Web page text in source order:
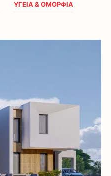
ΥΓΕΙΑ & ΟΜΟΡΦΙΑ